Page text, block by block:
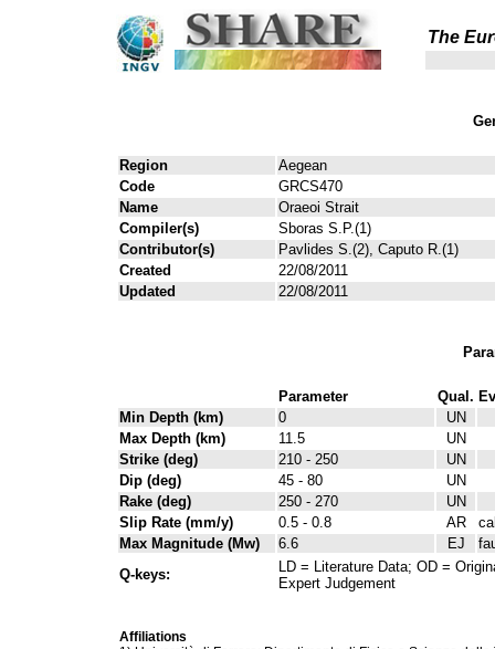
The
Region
Aegean
Code
GRCS470
Name
Oraeoi Strait
Compiler(s)
Sboras S.P.(1)
Contributor(s)
Pavlides S.(2), Caputo R.(1)
Created
22/08/2011
Updated
22/08/2011
Parameter Qual.
Min Depth (km)
0
UN
Max Depth (km)
11.5
UN
Strike (deg)
210 - 250
UN
Dip (deg)
45 - 80
UN
Rake (deg)
250 - 270
UN
Slip Rate (mm/y)
0.5 - 0.8 AR
Max Magnitude (Mw)
6.6 EJ
Q-keys:
LD = Literature Data; OD =
Expert Judgement
Affiliations